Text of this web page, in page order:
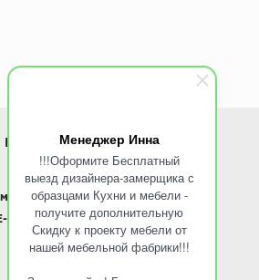
Менеджер Инна
!!!Оформите Бесплатный
выезд дизайнера-замерщика с
образцами Кухни и мебели -
получите дополнительную
Скидку к проекту мебели от
нашей мебельной фабрики!!!
ИНФОРМАЦИЯ
www.ROINST.ru
8 495 797-10-50 / Whatsapp
mail: info@roinst.ru
О КОМПАНИИ